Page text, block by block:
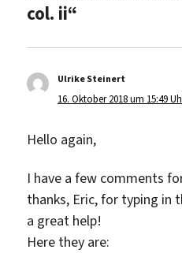
col. ii“
Ulrike Steinert
16. Oktober 2018 um 15:49
Hello again,
I have a few comments
thanks, Eric, for typing in
a great help!
Here they are: